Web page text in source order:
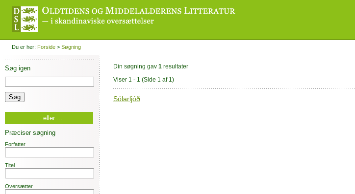
Du er her: Forside > Søgning
Søg igen
... eller ...
Præciser søgning
Forfatter
Titel
Oversætter
Din søgning gav 1 resultater
Viser 1 - 1 (Side 1 af 1)
Sólarljóð